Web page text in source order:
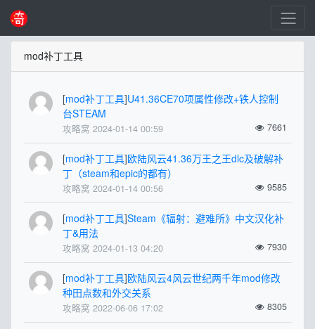
mod补丁工具
[mod补丁工具]U41.36CE70项属性修改+铁人控制
台STEAM
攻略窝 2024-01-14 00:59 7661
[mod补丁工具]欧陆风云41.36万王之王dlc及破解补
丁（steam和epic的都有）
攻略窝 2024-01-14 00:56 9585
[mod补丁工具]Steam《辐射：避难所》中文汉化补
丁&用法
攻略窝 2024-01-13 04:20 7930
[mod补丁工具]欧陆风云4风云世纪两千年mod修改
种田点数和外交关系
攻略窝 2022-06-06 17:02 8305